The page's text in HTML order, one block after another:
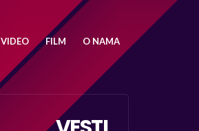
VIDEO FILM O NAMA